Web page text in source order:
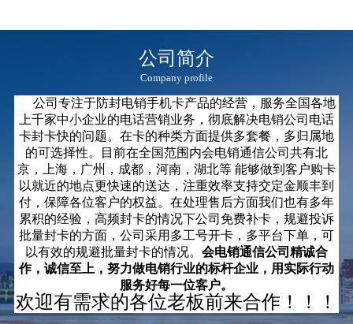
公司简介
Company profile
公司专注于防封电销手机卡产品的经营，服务全国各地
上千家中小企业的电话营销业务，彻底解决电销公司电话
卡封卡快的问题。在卡的种类方面提供多套餐，多归属地
的可选择性。目前在全国范围内会电销通信公司共有北
京，上海，广州，成都，河南，湖北等 能够做到客户购卡
以就近的地点更快速的送达，注重效率支持交定金顺丰到
付，保障各位客户的权益。 在处理售后方面我们也有多年
累积的经验，高频封卡的情况下公司免费补卡，规避投诉
批量封卡的方面，公司采用多工号开卡，多平台下单，可
以有效的规避批量封卡的情况。 会电销通信公司精诚合
作，诚信至上，努力做电销行业的标杆企业，用实际行动
服务好每一位客户。
欢迎有需求的各位老板前来合作！！！